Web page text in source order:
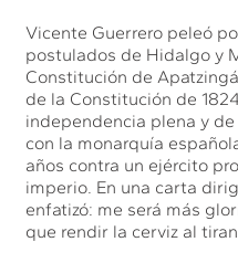
Vicente Guerrero peleó
postulados de Hidalgo y
Constitución de
de la Constitución de
independencia plena y
con la monarquía
años contra un ejército
imperio. En una carta
enfatizó: me será más
que rendir la cerviz al